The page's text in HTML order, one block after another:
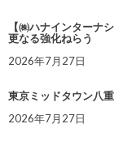
【㈱ハナインターナ
更なる強化ねらう
2026年7月27日
東京ミッドタウン八
2026年7月27日